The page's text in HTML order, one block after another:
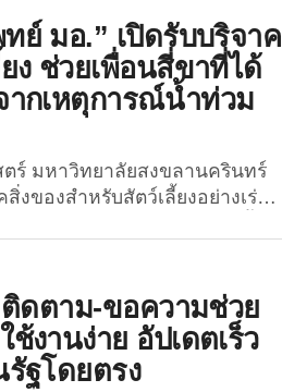
เป็นห่วงสัตว์เลี้ยงที่ผูกพันกันมา
ห้ด้วยความเสียใจที่ต้องพราก
ได้พบกันอีกหรือไม่ แต่หลังจาก
(27 พฤศจิกายน 2568) ผู้ใช้บัญชี
ซึ่งทราบในภายหลังว่า
วของคุณลุงชาวใต้” คนในข่าวไว
ย์ มอ.” เปิดรับบริจาค
ง ช่วยเพื่อนสี่ขาที่ได้
ากเหตุการณ์น้ำท่วม
ร์ มหาวิทยาลัยสงขลานครินทร์
สิ่งของสำหรับสัตว์เลี้ยงอย่างเร่ง
ย่างหนัก เมื่อวันที่ 25
ณะสัตวแพทยศาสตร์ ม.อ.” ได้
เพจเฟซบุ๊กของคณะ เชิญชวน
งของจำเป็นสำหรับสัตว์เลี้ยงเพื่อ
ผลกระทบจากสถานการณ์น้ำท่วม
ดตาม-ขอความช่วย
งานง่าย อัปเดตเร็ว
ฐโดยตรง